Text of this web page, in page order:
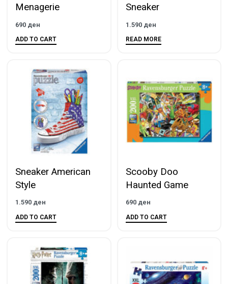
Menagerie
690 ден
ADD TO CART
Sneaker
1.590 ден
READ MORE
Sneaker American
Style
1.590 ден
ADD TO CART
Scooby Doo
Haunted Game
690 ден
ADD TO CART